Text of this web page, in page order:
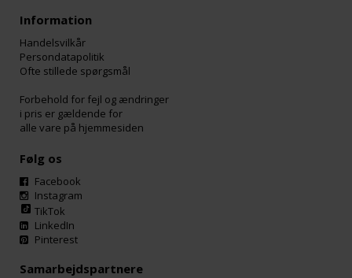
Information
Handelsvilkår
Persondatapolitik
Ofte stillede spørgsmål
Forbehold for fejl og ændringer
i pris er gældende for
alle vare på hjemmesiden
Følg os
Facebook
Instagram
TikTok
LinkedIn
Pinterest
Samarbejdspartnere